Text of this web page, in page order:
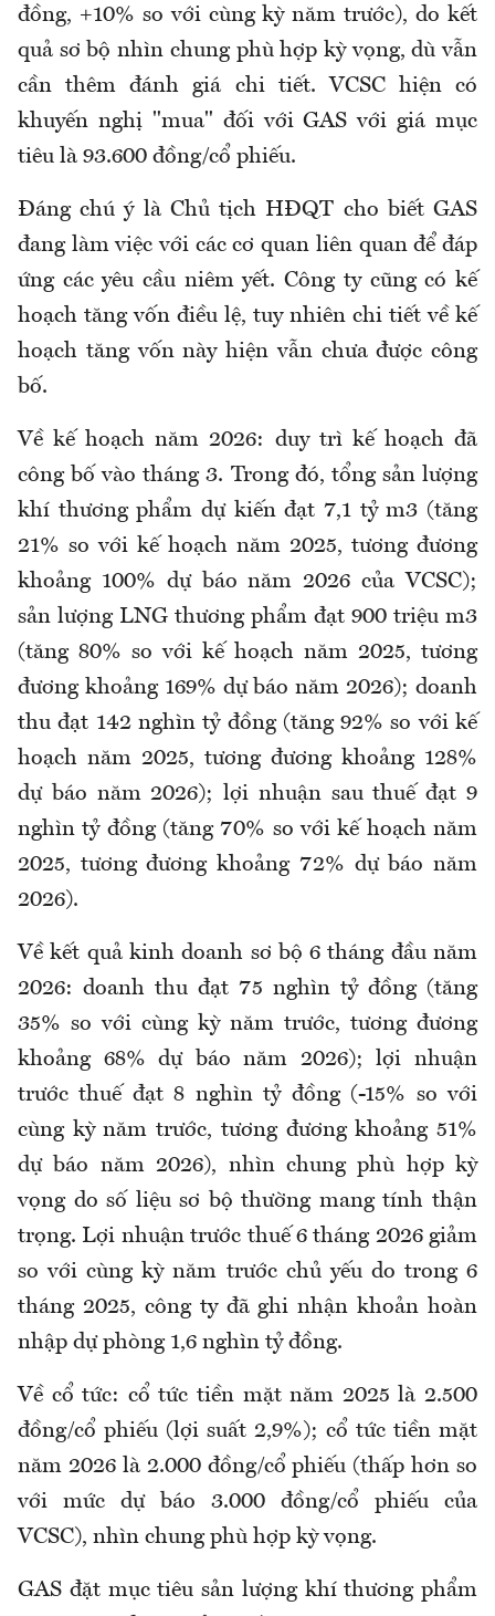
đồng, +10% so với cùng kỳ năm trước), do kết
quả sơ bộ nhìn chung phù hợp kỳ vọng, dù vẫn
cần thêm đánh giá chi tiết. VCSC hiện có
khuyến nghị "mua" đối với GAS với giá mục
tiêu là 93.600 đồng/cổ phiếu.
Đáng chú ý là Chủ tịch HĐQT cho biết GAS
đang làm việc với các cơ quan liên quan để đáp
ứng các yêu cầu niêm yết. Công ty cũng có kế
hoạch tăng vốn điều lệ, tuy nhiên chi tiết về kế
hoạch tăng vốn này hiện vẫn chưa được công
bố.
Về kế hoạch năm 2026: duy trì kế hoạch đã
công bố vào tháng 3. Trong đó, tổng sản lượng
khí thương phẩm dự kiến đạt 7,1 tỷ m3 (tăng
21% so với kế hoạch năm 2025, tương đương
khoảng 100% dự báo năm 2026 của VCSC);
sản lượng LNG thương phẩm đạt 900 triệu m3
(tăng 80% so với kế hoạch năm 2025, tương
đương khoảng 169% dự báo năm 2026); doanh
thu đạt 142 nghìn tỷ đồng (tăng 92% so với kế
hoạch năm 2025, tương đương khoảng 128%
dự báo năm 2026); lợi nhuận sau thuế đạt 9
nghìn tỷ đồng (tăng 70% so với kế hoạch năm
2025, tương đương khoảng 72% dự báo năm
2026).
Về kết quả kinh doanh sơ bộ 6 tháng đầu năm
2026: doanh thu đạt 75 nghìn tỷ đồng (tăng
35% so với cùng kỳ năm trước, tương đương
khoảng 68% dự báo năm 2026); lợi nhuận
trước thuế đạt 8 nghìn tỷ đồng (-15% so với
cùng kỳ năm trước, tương đương khoảng 51%
dự báo năm 2026), nhìn chung phù hợp kỳ
vọng do số liệu sơ bộ thường mang tính thận
trọng. Lợi nhuận trước thuế 6 tháng 2026 giảm
so với cùng kỳ năm trước chủ yếu do trong 6
tháng 2025, công ty đã ghi nhận khoản hoàn
nhập dự phòng 1,6 nghìn tỷ đồng.
Về cổ tức: cổ tức tiền mặt năm 2025 là 2.500
đồng/cổ phiếu (lợi suất 2,9%); cổ tức tiền mặt
năm 2026 là 2.000 đồng/cổ phiếu (thấp hơn so
với mức dự báo 3.000 đồng/cổ phiếu của
VCSC), nhìn chung phù hợp kỳ vọng.
GAS đặt mục tiêu sản lượng khí thương phẩm